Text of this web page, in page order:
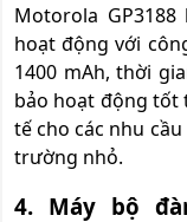
Motorola
hoạt động với
1400 mAh, thời
bảo hoạt động tốt
tế cho các nhu
trường nhỏ.
4. Máy bộ